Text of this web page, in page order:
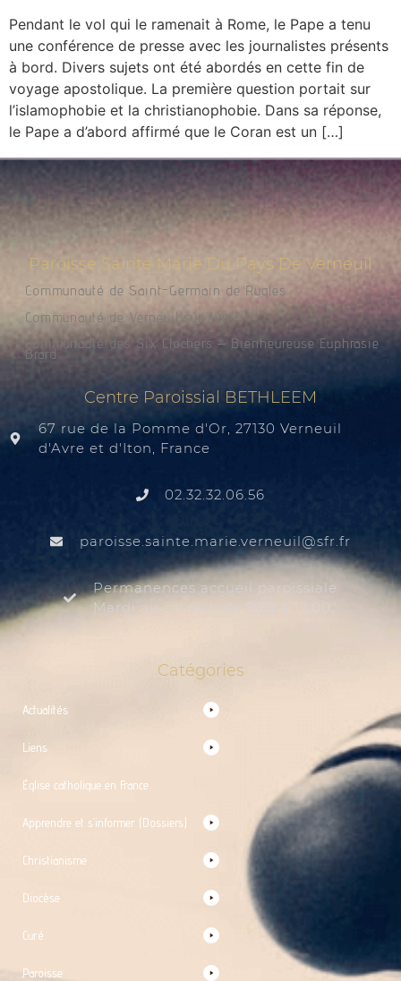
Pendant le vol qui le ramenait à Rome, le Pape a tenu
une conférence de presse avec les journalistes présents
à bord. Divers sujets ont été abordés en cette fin de
voyage apostolique. La première question portait sur
l’islamophobie et la christianophobie. Dans sa réponse,
le Pape a d’abord affirmé que le Coran est un […]
Paroisse Sainte Marie Du Pays De Verneuil
Communauté de Saint-Germain de Rugles
Communauté de Verneuil sur Avre
Communauté des Six Clochers – Bienheureuse Euphrasie
Brard
Centre Paroissial BETHLEEM
67 rue de la Pomme d'Or, 27130 Verneuil
d'Avre et d'Iton, France
02.32.32.06.56
rf.rfs
@liuenrev.eiram.etnias.essiorap
Permanences accueil paroissiale
Mardi au samedi de 9:30 à 12:00
Catégories
Actualités
Liens
Église catholique en France
Apprendre et s’informer (Dossiers)
Christianisme
Diocèse
Curé
Paroisse